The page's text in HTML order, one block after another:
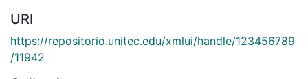
URI
https://repositorio.unitec.edu/xmlui/handle/123456789
/11942